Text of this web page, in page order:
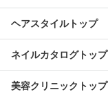
ヘアスタイルトップ
ネイルカタログトップ
美容クリニックトップ